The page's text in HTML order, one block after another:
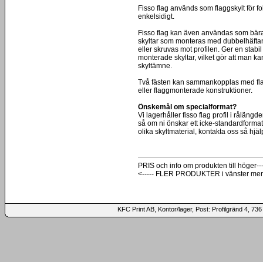
Fisso flag används som flaggskylt för
enkelsidigt.
Fisso flag kan även användas som
skyltar som monteras med
eller skruvas mot profilen. Ger en
monterade skyltar, vilket gör att man
skyltämne.
Två fästen kan sammankopplas med
eller flaggmonterade konstruktioner.
Önskemål om specialformat?
Vi lagerhåller fisso flag profil i
så om ni önskar ett icke-
olika skyltmaterial, kontakta oss så
PRIS och info om produkten till
<----- FLER PRODUKTER i vänster
KFC Print AB, Kontor/lager, Post: Profilgränd 4,